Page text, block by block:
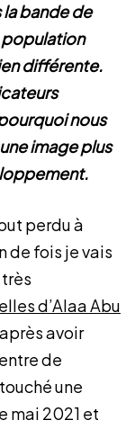
bande de
population
différente.
nous
image plus
perdu à
de fois je vais
d’Alaa Abu
avoir
de
une
mai 2021 et